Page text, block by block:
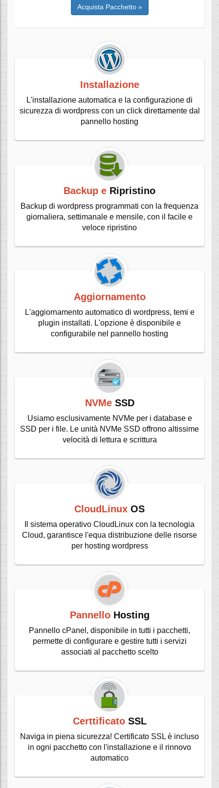
Acquista Pacchetto »
Installazione
L'installazione automatica e la configurazione di
sicurezza di wordpress con un click direttamente dal
pannello hosting
Backup e Ripristino
Backup di wordpress programmati con la frequenza
giornaliera, settimanale e mensile, con il facile e
veloce ripristino
Aggiornamento
L'aggiornamento automatico di wordpress, temi e
plugin installati. L'opzione è disponibile e
configurabile nel pannello hosting
NVMeSSD
Usiamo esclusivamente NVMe per i database e
SSD per i file. Le unità NVMe SSD offrono altissime
velocità di lettura e scrittura
CloudLinux OS
Il sistema operativo CloudLinux con la tecnologia
Cloud, garantisce l'equa distribuzione delle risorse
per hosting wordpress
Pannello Hosting
Pannello cPanel, disponibile in tutti i pacchetti,
permette di configurare e gestire tutti i servizi
associati al pacchetto scelto
Certtificato SSL
Naviga in piena sicurezza! Certificato SSL è incluso
in ogni pacchetto con l'installazione e il rinnovo
automatico